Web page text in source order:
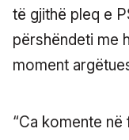
të gjithë pleq e
përshëndeti me
moment
“Ca komente